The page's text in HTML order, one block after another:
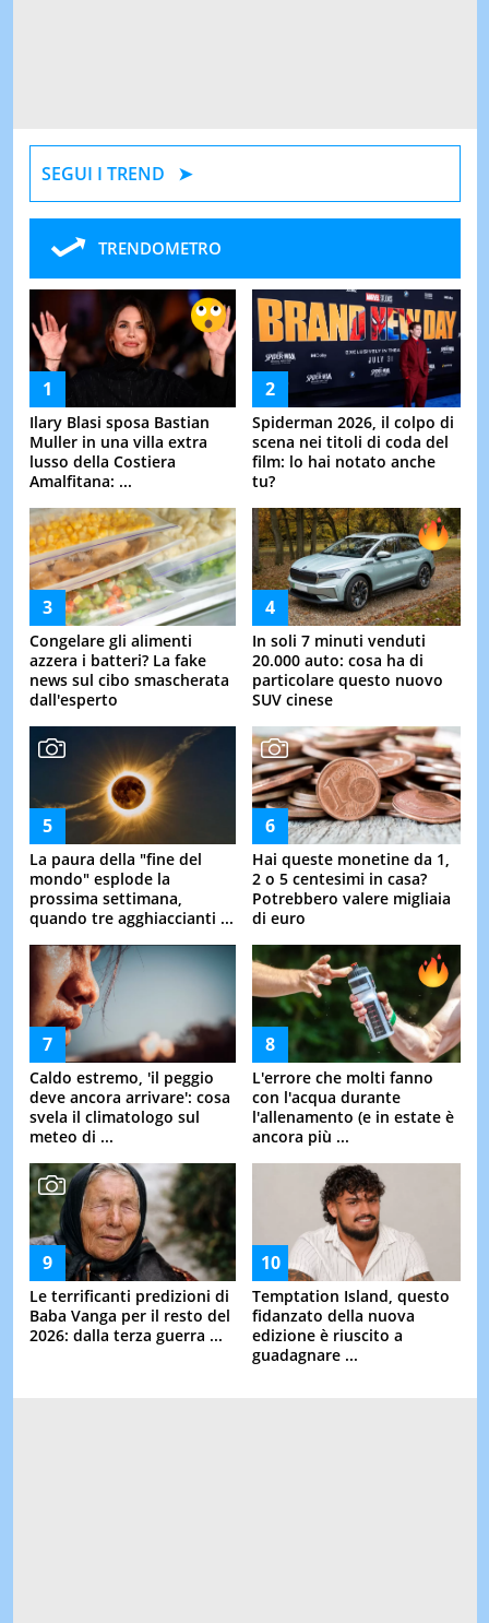
SEGUI I TREND
TRENDOMETRO
Ilary Blasi sposa Bastian
Muller in una villa extra
lusso della Costiera
Amalfitana: ...
Spiderman 2026, il colpo di
scena nei titoli di coda del
film: lo hai notato anche
tu?
Congelare gli alimenti
azzera i batteri? La fake
news sul cibo smascherata
dall'esperto
In soli 7 minuti venduti
20.000 auto: cosa ha di
particolare questo nuovo
SUV cinese
La paura della "fine del
mondo" esplode la
prossima settimana,
quando tre agghiaccianti ...
Hai queste monetine da 1,
2 o 5 centesimi in casa?
Potrebbero valere migliaia
di euro
Caldo estremo, 'il peggio
deve ancora arrivare': cosa
svela il climatologo sul
meteo di ...
L'errore che molti fanno
con l'acqua durante
l'allenamento (e in estate è
ancora più ...
Le terrificanti predizioni di
Baba Vanga per il resto del
2026: dalla terza guerra ...
Temptation Island, questo
fidanzato della nuova
edizione è riuscito a
guadagnare ...